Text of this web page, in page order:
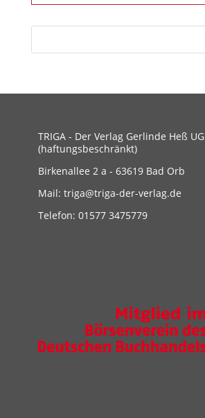
TRIGA - Der Verlag Gerlinde Heß UG
(haftungsbeschränkt)
Birkenallee 2 a - 63619 Bad Orb
Mail: triga@triga-der-verlag.de
Telefon: 01577 3475779